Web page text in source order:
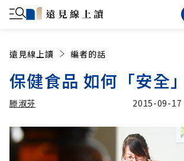
遠見線上讀 編者的話
保健食品 如何「安全
滕淑芬
加入追蹤
2015-09-17